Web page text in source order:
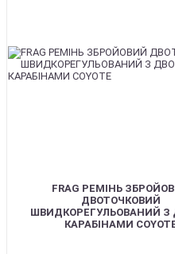
FRAG РЕМІНЬ
ДВОТОЧКОВИЙ
ШВИДКОРЕГУЛЬОВАНИЙ З
КАРАБІНАМИ